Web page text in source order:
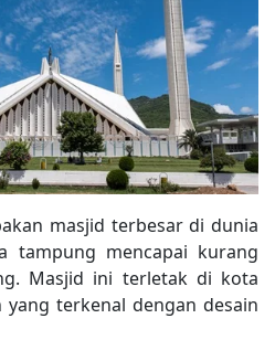
masjid terbesar di dunia
tampung mencapai kurang
Masjid ini terletak di kota
yang terkenal dengan desain